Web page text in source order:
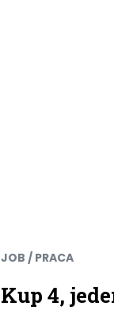
JOB / PRACA
Kup 4,